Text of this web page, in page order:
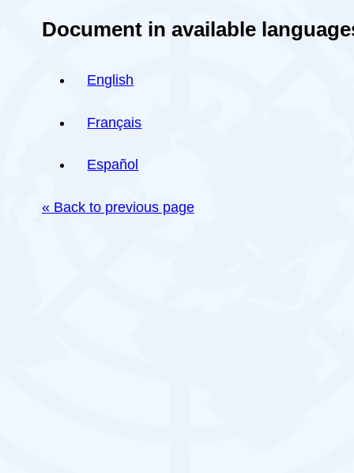
Document in available
English
Français
Español
« Back to previous page